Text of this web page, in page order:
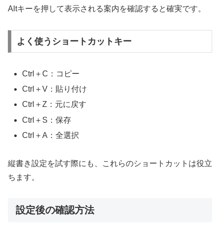
Altキーを押して表示される案内を確認すると確実です。
よく使うショートカットキー
Ctrl＋C：コピー
Ctrl＋V：貼り付け
Ctrl＋Z：元に戻す
Ctrl＋S：保存
Ctrl＋A：全選択
縦書き設定を試す際にも、これらのショートカットは役立
ちます。
設定後の確認方法